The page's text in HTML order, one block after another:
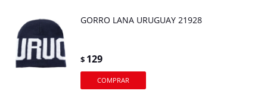
GORRO LANA URUGUAY 21928
$ 129